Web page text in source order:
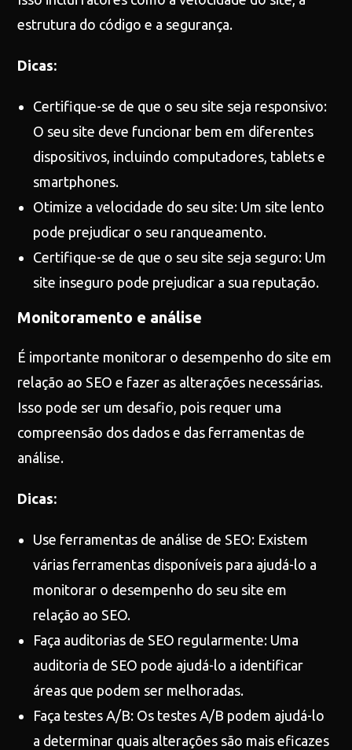
estrutura do código e a segurança.
Dicas:
Certifique-se de que o seu site seja responsivo:
O seu site deve funcionar bem em diferentes
dispositivos, incluindo computadores, tablets e
smartphones.
Otimize a velocidade do seu site: Um site lento
pode prejudicar o seu ranqueamento.
Certifique-se de que o seu site seja seguro: Um
site inseguro pode prejudicar a sua reputação.
Monitoramento e análise
É importante monitorar o desempenho do site em
relação ao SEO e fazer as alterações necessárias.
Isso pode ser um desafio, pois requer uma
compreensão dos dados e das ferramentas de
análise.
Dicas:
Use ferramentas de análise de SEO: Existem
várias ferramentas disponíveis para ajudá-lo a
monitorar o desempenho do seu site em
relação ao SEO.
Faça auditorias de SEO regularmente: Uma
auditoria de SEO pode ajudá-lo a identificar
áreas que podem ser melhoradas.
Faça testes A/B: Os testes A/B podem ajudá-lo
a determinar quais alterações são mais eficazes